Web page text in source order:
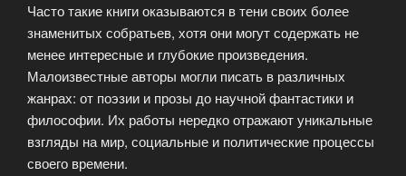
Часто такие книги оказываются в тени своих более
знаменитых собратьев, хотя они могут содержать не
менее интересные и глубокие произведения.
Малоизвестные авторы могли писать в различных
жанрах: от поэзии и прозы до научной фантастики и
философии. Их работы нередко отражают уникальные
взгляды на мир, социальные и политические процессы
своего времени.